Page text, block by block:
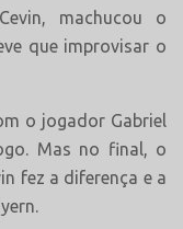
machucou o
que improvisar o
o jogador Gabriel
Mas no final, o
fez a diferença e a